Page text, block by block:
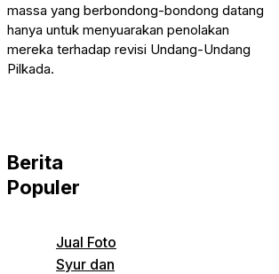
massa yang berbondong-bondong datang
hanya untuk menyuarakan penolakan
mereka terhadap revisi Undang-Undang
Pilkada.
Berita
Populer
Jual Foto
Syur dan